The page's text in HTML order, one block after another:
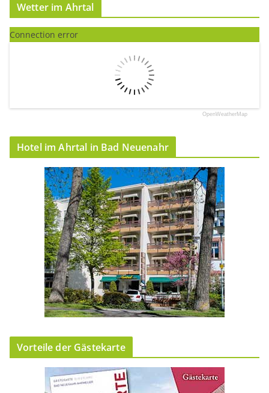
Wetter im Ahrtal
Connection error
OpenWeatherMap
Hotel im Ahrtal in Bad Neuenahr
Vorteile der Gästekarte